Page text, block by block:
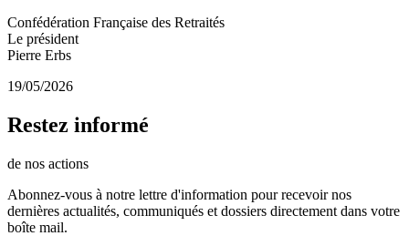
Confédération Française des Retraités
Le président
Pierre Erbs
19/05/2026
Restez informé
de nos actions
Abonnez-vous à notre lettre d'information pour recevoir nos
dernières actualités, communiqués et dossiers directement dans votre
boîte mail.